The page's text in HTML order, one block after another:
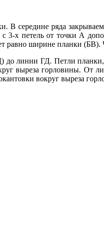
В середине ряда
3-х петель от точки А
равно ширине планки
линии ГД. Петли планки,
выреза горловины.
вокруг выреза